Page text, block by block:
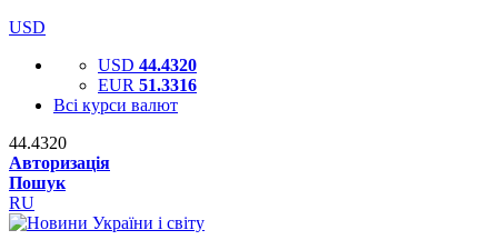
USD
USD 44.4320
EUR 51.3316
Всі курси валют
44.4320
Авторизація
Пошук
RU